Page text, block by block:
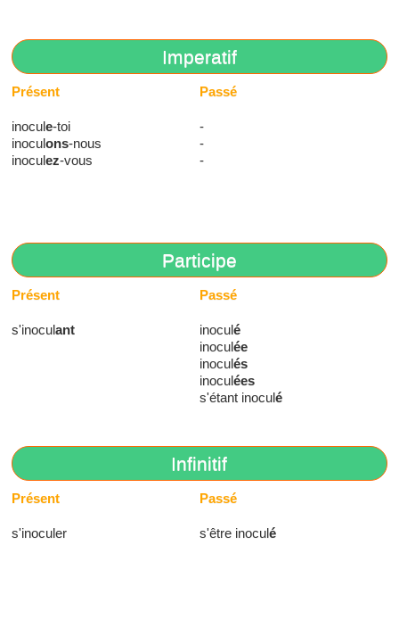
Imperatif
Présent
inocule-toi
inoculons-nous
inoculez-vous
Passé
-
-
-
Participe
Présent
s'inoculant
Passé
inoculé
inoculée
inoculés
inoculées
s'étant inoculé
Infinitif
Présent
s'inoculer
Passé
s'être inoculé